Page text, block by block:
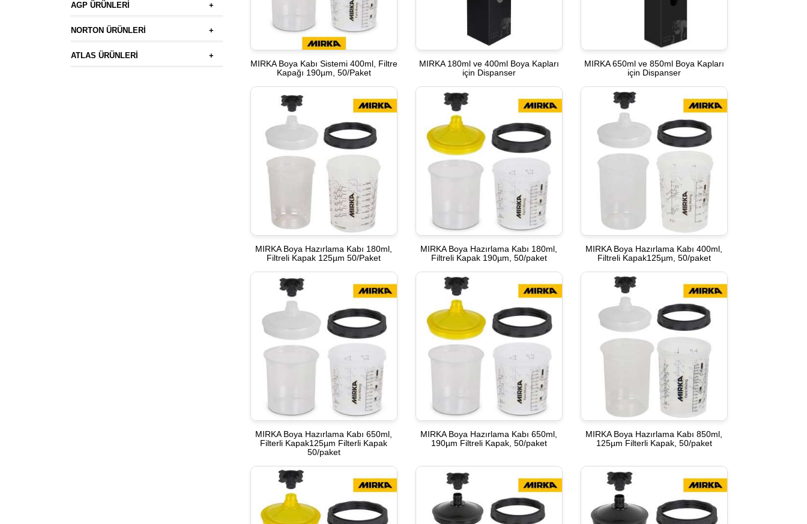
+
AGP ÜRÜNLERİ
+
NORTON ÜRÜNLERİ
+
ATLAS ÜRÜNLERİ
MIRKA Boya Kabı Sistemi 400ml, Filtre
Kapağı 190µm, 50/Paket
MIRKA 180ml ve 400ml Boya Kapları
için Dispanser
MIRKA 650ml ve 850ml Boya Kapları
için Dispanser
MIRKA Boya Hazırlama Kabı 180ml,
Filtreli Kapak 125µm 50/Paket
MIRKA Boya Hazırlama Kabı 180ml,
Filtreli Kapak 190µm, 50/paket
MIRKA Boya Hazırlama Kabı 400ml,
Filtreli Kapak125µm, 50/paket
MIRKA Boya Hazırlama Kabı 650ml,
Filterli Kapak125µm Filterli Kapak
50/paket
MIRKA Boya Hazırlama Kabı 650ml,
190µm Filtreli Kapak, 50/paket
MIRKA Boya Hazırlama Kabı 850ml,
125µm Filterli Kapak, 50/paket